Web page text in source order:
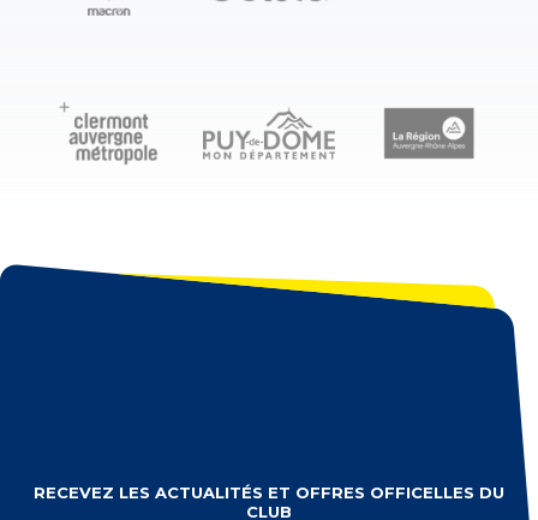
RECEVEZ LES ACTUALITÉS ET OFFRES OFFICELLES DU
CLUB